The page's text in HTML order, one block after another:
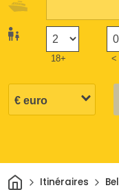
18+ <
Maison
Itinéraires